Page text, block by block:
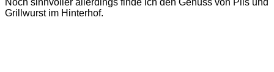
Noch sinnvoller allerdings finde ich den Genuss von Pils und
Grillwurst im Hinterhof.